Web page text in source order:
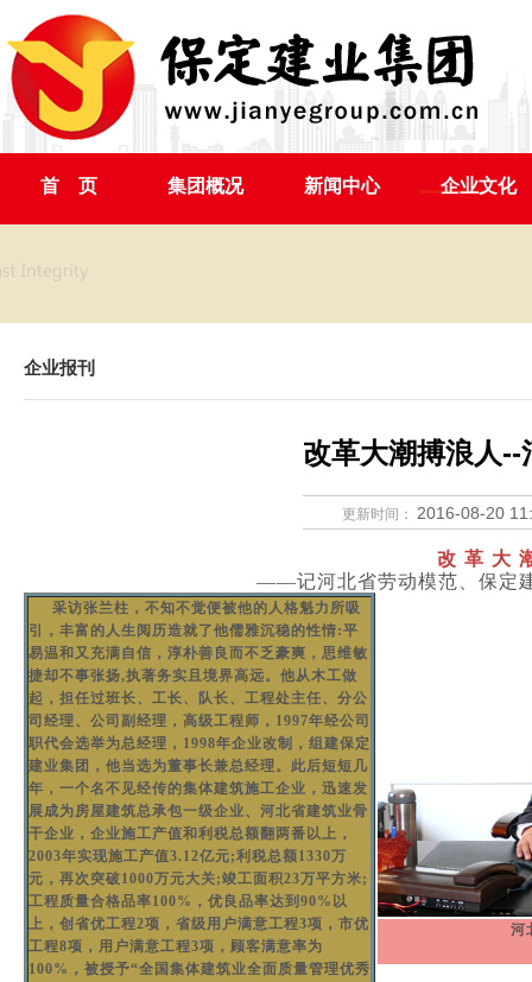
首 页 集团概况 新闻中心 企业文化
企业报刊
改革大潮搏浪人--
更新时间： 2016-08-20
改 革 大
——记河北省劳动模范、保定
采访张兰柱，不知不觉便被他的人格魁力所吸
引，丰富的人生阅历造就了他儒雅沉稳的性情:平
易温和又充满自信，淳朴善良而不乏豪爽，思维敏
捷却不事张扬,执著务实且境界高远。他从木工做
起，担任过班长、工长、队长、工程处主任、分公
司经理、公司副经理，高级工程师，1997年经公司
职代会选举为总经理，1998年企业改制，组建保定
建业集团，他当选为董事长兼总经理。此后短短几
年，一个名不见经传的集体建筑施工企业，迅速发
展成为房屋建筑总承包一级企业、河北省建筑业骨
干企业，企业施工产值和利税总额翻两番以上，
2003年实现施工产值3.12亿元;利税总额1330万
元，再次突破1000万元大关;竣工面积23万平方米;
工程质量合格品率100%，优良品率达到90%以
上，创省优工程2项，省级用户满意工程3项，市优
工程8项，用户满意工程3项，顾客满意率为
100%，被授予“全国集体建筑业全面质量管理优秀
河